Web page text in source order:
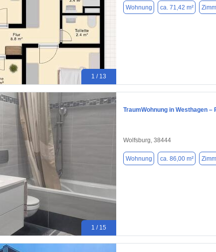
1 / 13
Wohnung ca. 71,42 m²
1 / 15
TraumWohnung in Westhagen
Wolfsburg, 38444
Wohnung ca. 86,00 m²